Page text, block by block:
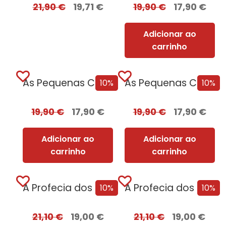
21,90€ 19,71 € 19,90€ 17,90 €
Adicionar ao
carrinho
10%
As Pequenas Coisas Que Guardamos + Oferta...
19,90€ 17,90 €
Adicionar ao
carrinho
10%
As Pequenas Coisas Que Guardamos
19,90€ 17,90 €
Adicionar ao
carrinho
10%
A Profecia dos Dois Lobos + Oferta...
21,10€ 19,00 €
10%
A Profecia dos Dois Lobos
21,10€ 19,00 €